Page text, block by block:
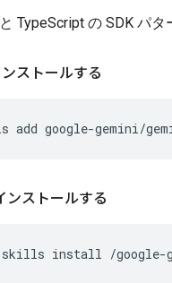
TypeScript の SDK パタ
ストールする
add google-gemini/
ンストールする
skills install /